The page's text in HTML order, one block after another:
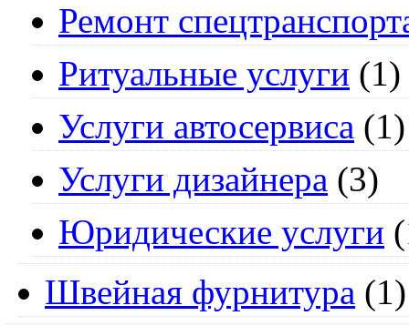
Ремонт
Ритуальные услуги (1)
Услуги автосервиса (1)
Услуги дизайнера (3)
Юридические услуги
Швейная фурнитура (1)